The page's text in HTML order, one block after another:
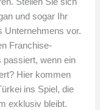
und sogar Ihr
Unternehmens vor.
Franchise-
passiert, wenn ein
Hier kommen
ins Spiel, die
exklusiv bleibt.